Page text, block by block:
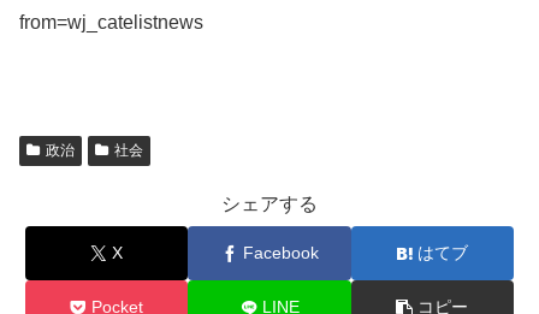
from=wj_catelistnews
政治 社会
シェアする
X Facebook はてブ
Pocket LINE コピー